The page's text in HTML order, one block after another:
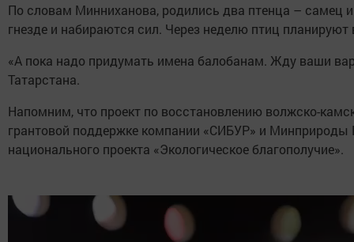
По словам Минниханова, родились два птенца – самец
гнезде и набираются сил. Через неделю птиц
«А пока надо придумать имена балобанам. Жду ваши
Татарстана.
Напомним, что проект по восстановлению волжско-
грантовой поддержке компании «СИБУР» и Минприроды
национального проекта «Экологическое благополучие».